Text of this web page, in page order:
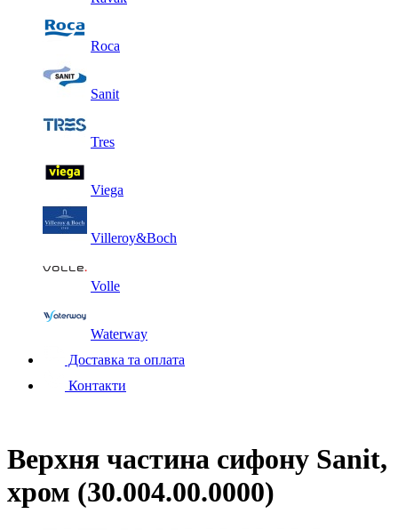
Roca
Sanit
Tres
Viega
Villeroy&Boch
Volle
Waterway
Доставка та оплата
Контакти
Верхня частина сифону Sanit,
хром (30.004.00.0000)